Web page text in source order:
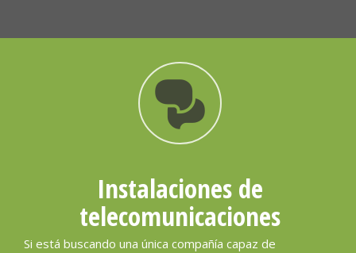
Instalaciones de
telecomunicaciones
Si está buscando una única compañía capaz de